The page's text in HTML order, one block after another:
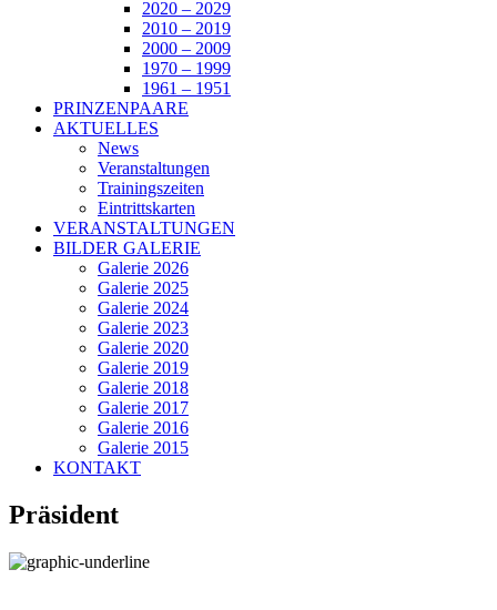
2020 – 2029
2010 – 2019
2000 – 2009
1970 – 1999
1961 – 1951
PRINZENPAARE
AKTUELLES
News
Veranstaltungen
Trainingszeiten
Eintrittskarten
VERANSTALTUNGEN
BILDER GALERIE
Galerie 2026
Galerie 2025
Galerie 2024
Galerie 2023
Galerie 2020
Galerie 2019
Galerie 2018
Galerie 2017
Galerie 2016
Galerie 2015
KONTAKT
Präsident